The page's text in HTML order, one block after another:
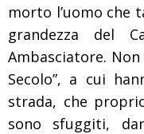
morto l’uomo che
grandezza del
Ambasciatore.
Secolo”, a cui
strada, che
sono sfuggiti,